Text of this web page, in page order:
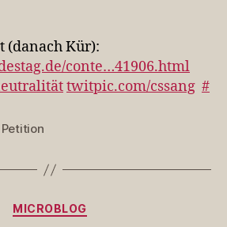
(danach
Kü…
(danach Kür):
conte…41906.html
twitpic.com/cssang #
Petition
Kategorien
MICROBLOG